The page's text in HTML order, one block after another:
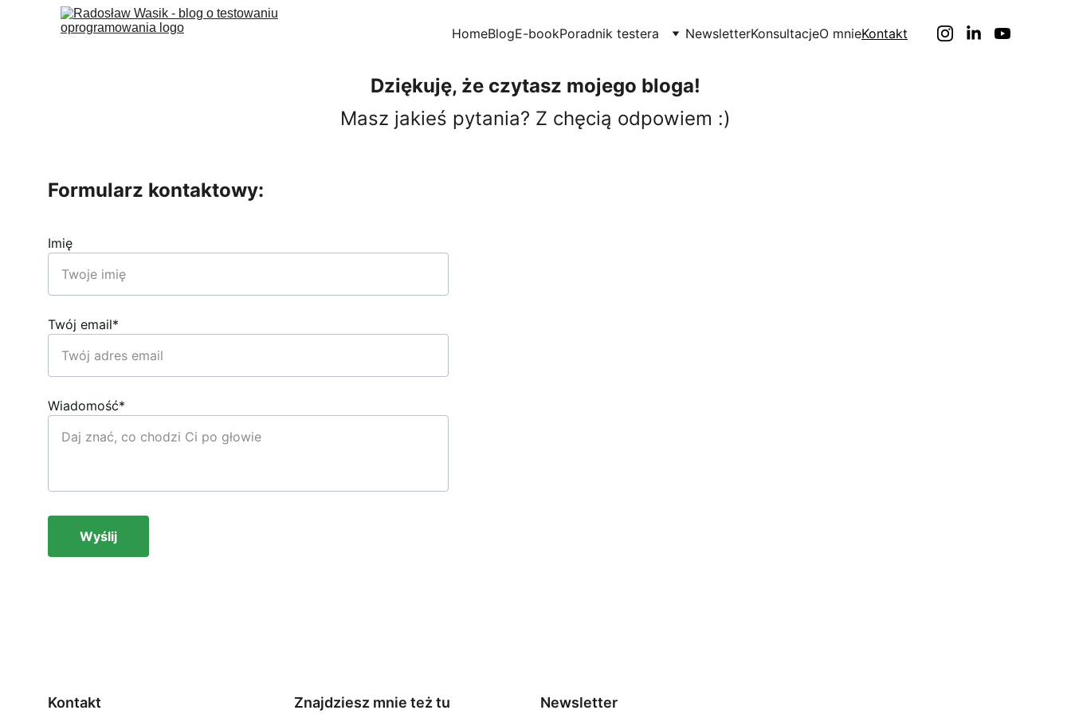
HomeBlogE-bookPoradnik testera NewsletterKonsultacjeO mnieKontakt
Dziękuję, że czytasz mojego bloga!
Masz jakieś pytania? Z chęcią odpowiem :)
Imię
Twój email*
Wiadomość*
Wyślij
Formularz kontaktowy:
Kontakt Znajdziesz mnie też tu Newsletter